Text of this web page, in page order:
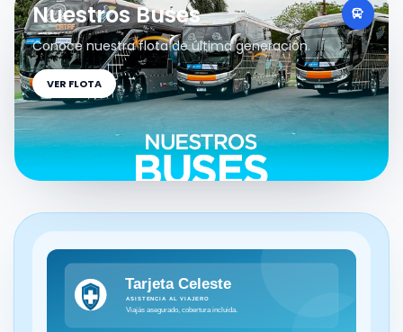
Nuestros Buses
Conoce nuestra flota de última generación.
VER FLOTA